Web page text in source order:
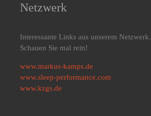
Netzwerk
Interessante Links aus unserem Netzwerk.
Schauen Sie mal rein!
www.markus-kamps.de
www.sleep-performance.com
www.kzgs.de